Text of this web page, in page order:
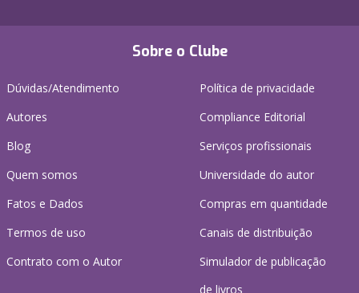
Sobre o Clube
Dúvidas/Atendimento
Autores
Blog
Quem somos
Fatos e Dados
Termos de uso
Contrato com o Autor
Política de privacidade
Compliance Editorial
Serviços profissionais
Universidade do autor
Compras em quantidade
Canais de distribuição
Simulador de publicação
de livros